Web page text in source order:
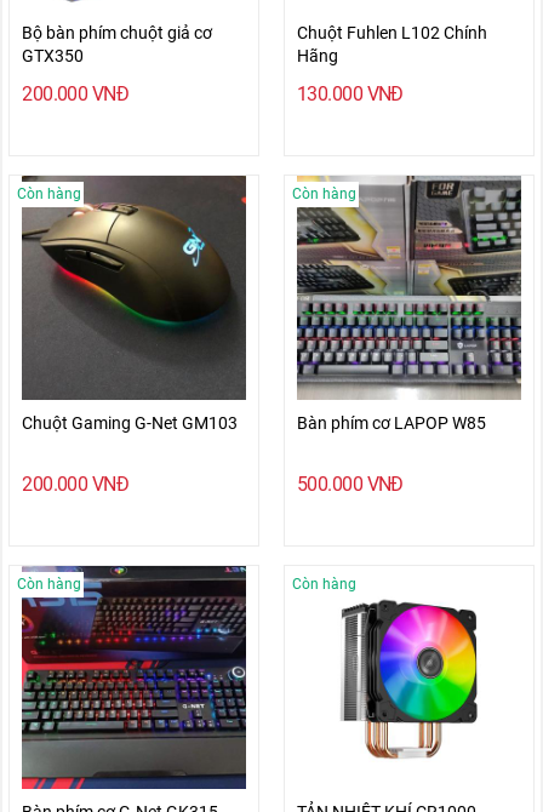
Bộ bàn phím chuột giả cơ
GTX350
200.000 VNĐ
Chuột Fuhlen L102 Chính
Hãng
130.000 VNĐ
Chuột Gaming G-Net GM103
Còn hàng
200.000 VNĐ
Bàn phím cơ LAPOP W85
Còn hàng
500.000 VNĐ
Còn hàng Còn hàng